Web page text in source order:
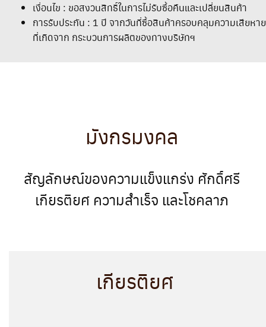
เงื่อนไข : ขอสงวนสิทธิ์ในการไม่รับซื้อคืนและเปลี่ยนสินค้า
การรับประกัน : 1 ปี จากวันที่ซื้อสินค้าครอบคลุมความเสียหาย
ที่เกิดจาก กระบวนการผลิตของทางบริษัทฯ
มังกรมงคล
สัญลักษณ์ของความแข็งแกร่ง ศักดิ์ศรี
เกียรติยศ ความสำเร็จ และโชคลาภ
เกียรติยศ